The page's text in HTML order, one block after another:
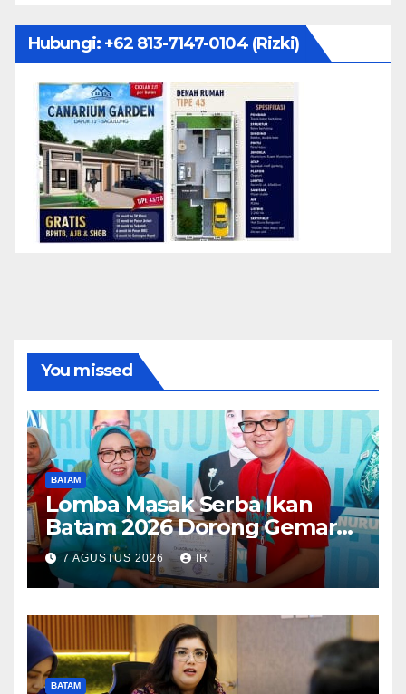
Hubungi: ‪+62 813-7147-0104‬ (Rizki)
You missed
BATAM
Lomba Masak Serba Ikan
Batam 2026 Dorong Gemar
Makan Ikan
7 AGUSTUS 2026 IR
BATAM